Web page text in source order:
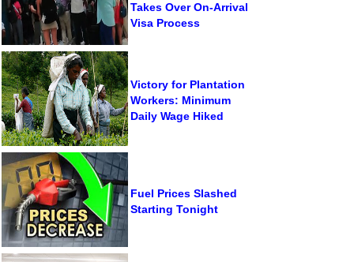
Takes Over On-Arrival
Visa Process
Victory for Plantation
Workers: Minimum
Daily Wage Hiked
Fuel Prices Slashed
Starting Tonight